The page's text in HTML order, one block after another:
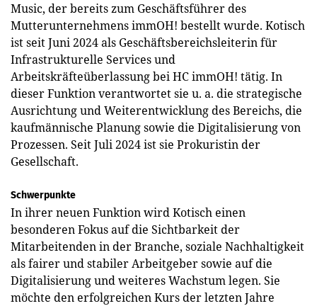
Music, der bereits zum Geschäftsführer des
Mutterunternehmens immOH! bestellt wurde. Kotisch
ist seit Juni 2024 als Geschäftsbereichsleiterin für
Infrastrukturelle Services und
Arbeitskräfteüberlassung bei HC immOH! tätig. In
dieser Funktion verantwortet sie u. a. die strategische
Ausrichtung und Weiterentwicklung des Bereichs, die
kaufmännische Planung sowie die Digitalisierung von
Prozessen. Seit Juli 2024 ist sie Prokuristin der
Gesellschaft.
Schwerpunkte
In ihrer neuen Funktion wird Kotisch einen
besonderen Fokus auf die Sichtbarkeit der
Mitarbeitenden in der Branche, soziale Nachhaltigkeit
als fairer und stabiler Arbeitgeber sowie auf die
Digitalisierung und weiteres Wachstum legen. Sie
möchte den erfolgreichen Kurs der letzten Jahre